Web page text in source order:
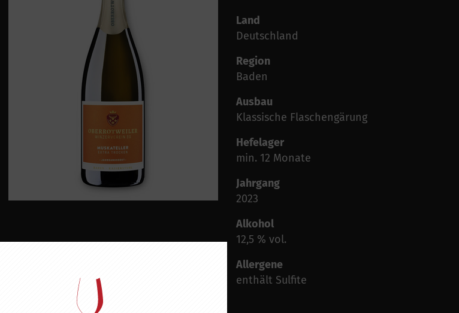
Land
Deutschland
Region
Baden
Ausbau
Klassische Flaschengärung
Hefelager
min. 12 Monate
Jahrgang
2023
Alkohol
12,5 % vol.
Allergene
enthält Sulfite